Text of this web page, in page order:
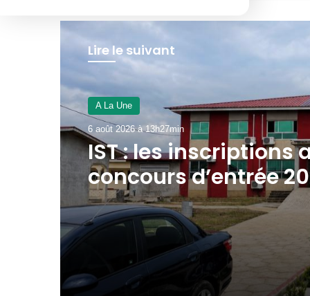
Lire le suivant
JUSTICE
6 août 2026 à 11h39min
Libreville : plus
de cannabis saisie